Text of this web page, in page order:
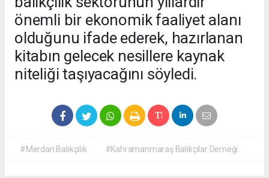
önemli bir ekonomik faaliyet alanı
olduğunu ifade ederek, hazırlanan
kitabın gelecek nesillere kaynak
niteliği taşıyacağını söyledi.
#Merdan Balıkçılık #Kahramanmaraş Balıkçılar Derneği